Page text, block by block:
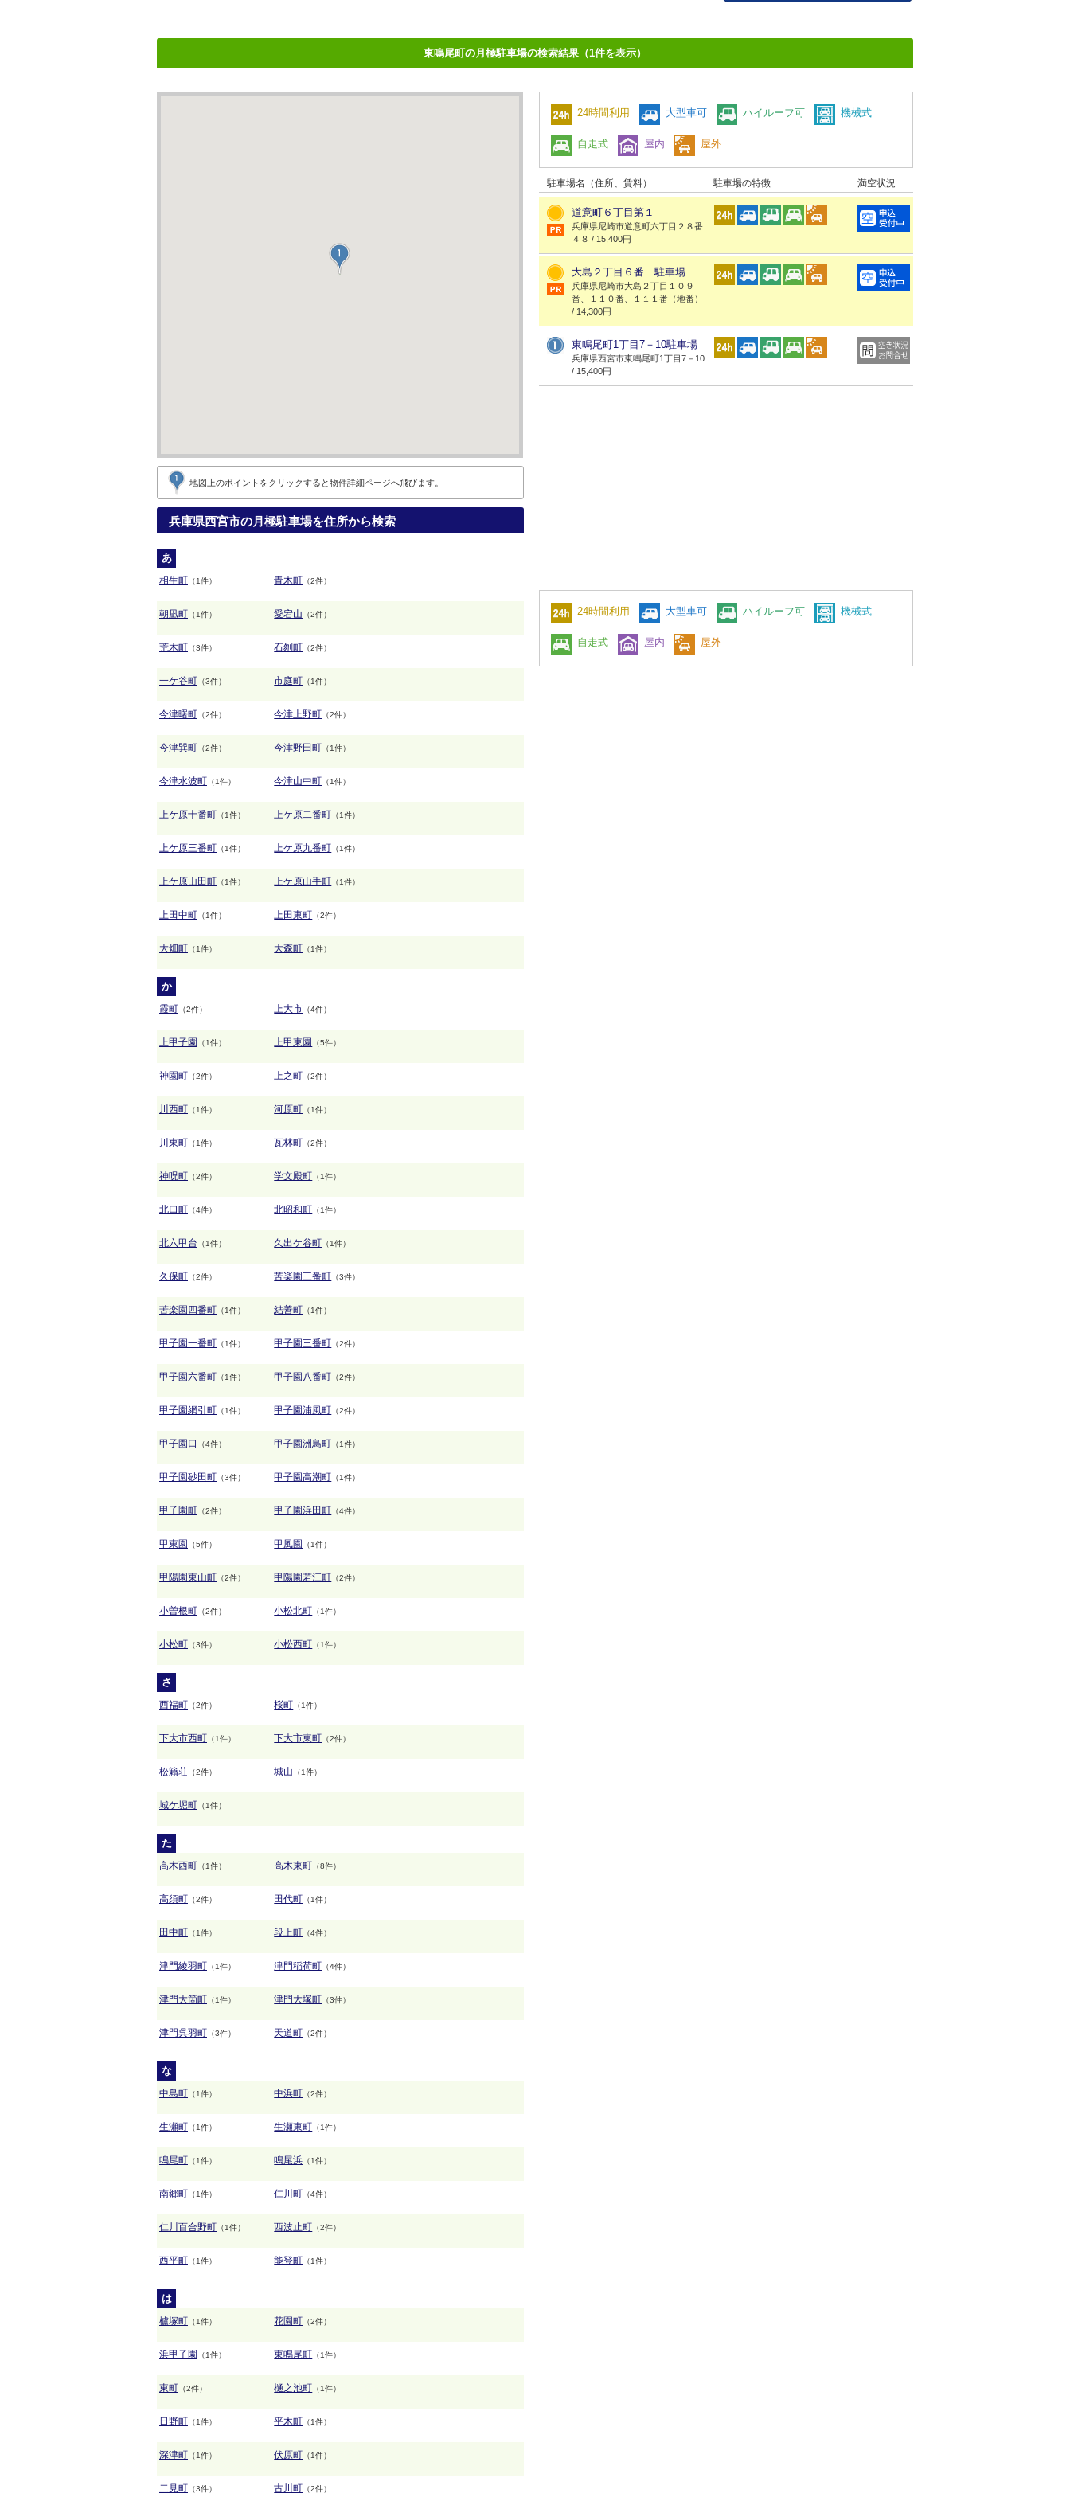
東鳴尾町の月極駐車場の検索結果（1件を表示）
地図上のポイントをクリックすると物件詳細ページへ飛びます。
兵庫県西宮市の月極駐車場を住所から検索
あ
相生町 （1件） 青木町 （2件）
朝凪町 （1件） 愛宕山 （2件）
荒木町 （3件） 石刎町 （2件）
一ケ谷町 （3件） 市庭町 （1件）
今津曙町 （2件） 今津上野町 （2件）
今津巽町 （2件） 今津野田町 （1件）
今津水波町 （1件） 今津山中町 （1件）
上ケ原十番町 （1件） 上ケ原二番町 （1件）
上ケ原三番町 （1件） 上ケ原九番町 （1件）
上ケ原山田町 （1件） 上ケ原山手町 （1件）
上田中町 （1件） 上田東町 （2件）
大畑町 （1件） 大森町 （1件）
か
霞町 （2件） 上大市 （4件）
上甲子園 （1件） 上甲東園 （5件）
神園町 （2件） 上之町 （2件）
川西町 （1件） 河原町 （1件）
川東町 （1件） 瓦林町 （2件）
神呪町 （2件） 学文殿町 （1件）
北口町 （4件） 北昭和町 （1件）
北六甲台 （1件） 久出ケ谷町 （1件）
久保町 （2件） 苦楽園三番町 （3件）
苦楽園四番町 （1件） 結善町 （1件）
甲子園一番町 （1件） 甲子園三番町 （2件）
甲子園六番町 （1件） 甲子園八番町 （2件）
甲子園網引町 （1件） 甲子園浦風町 （2件）
甲子園口 （4件） 甲子園洲鳥町 （1件）
甲子園砂田町 （3件） 甲子園高潮町 （1件）
甲子園町 （2件） 甲子園浜田町 （4件）
甲東園 （5件） 甲風園 （1件）
甲陽園東山町 （2件） 甲陽園若江町 （2件）
小曽根町 （2件） 小松北町 （1件）
小松町 （3件） 小松西町 （1件）
さ
西福町 （2件） 桜町 （1件）
下大市西町 （1件） 下大市東町 （2件）
松籟荘 （2件） 城山 （1件）
城ケ堀町 （1件）
た
高木西町 （1件） 高木東町 （8件）
高須町 （2件） 田代町 （1件）
田中町 （1件） 段上町 （4件）
津門綾羽町 （1件） 津門稲荷町 （4件）
津門大箇町 （1件） 津門大塚町 （3件）
津門呉羽町 （3件） 天道町 （2件）
な
中島町 （1件） 中浜町 （2件）
生瀬町 （1件） 生瀬東町 （1件）
鳴尾町 （1件） 鳴尾浜 （1件）
南郷町 （1件） 仁川町 （4件）
仁川百合野町 （1件） 西波止町 （2件）
西平町 （1件） 能登町 （1件）
は
櫨塚町 （1件） 花園町 （2件）
浜甲子園 （1件） 東鳴尾町 （1件）
東町 （2件） 樋之池町 （1件）
日野町 （1件） 平木町 （1件）
深津町 （1件） 伏原町 （1件）
二見町 （3件） 古川町 （2件）
24時間利用 大型車可 ハイルーフ可 機械式
自走式 屋内 屋外
駐車場名（住所、賃料） 駐車場の特徴 満空状況
道意町６丁目第１
兵庫県尼崎市道意町六丁目２８番
４８ / 15,400円
大島２丁目６番 駐車場
兵庫県尼崎市大島２丁目１０９
番、１１０番、１１１番（地番）
/ 14,300円
東鳴尾町1丁目7－10駐車場
兵庫県西宮市東鳴尾町1丁目7－10
/ 15,400円
24時間利用 大型車可 ハイルーフ可 機械式
自走式 屋内 屋外